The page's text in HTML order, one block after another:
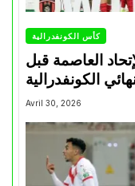
كأس الكونفدرالية
العاصمة قبل
الكونفدرالية
Avril 30, 2026